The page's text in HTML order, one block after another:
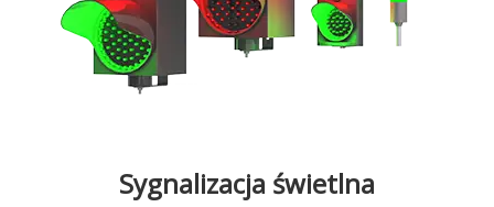
Sygnalizacja świetlna